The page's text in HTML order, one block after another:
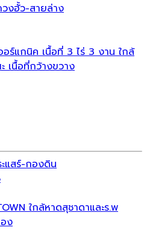
งฮั้ว-สายล่าง
ร์แกนิค เนื้อที่ 3 ไร่ 3 งาน ใกล้
เนื้อที่กว้างขวาง
แสร์-กองดิน
ใกล้หาดสุชาดาและร.พ
ง